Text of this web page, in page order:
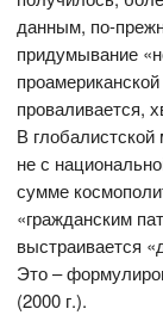
данным, по-
придумывание
проваливается,
В глобалистской
не с
сумме
«гражданским
выстраивается
Это –
(2000 г.).